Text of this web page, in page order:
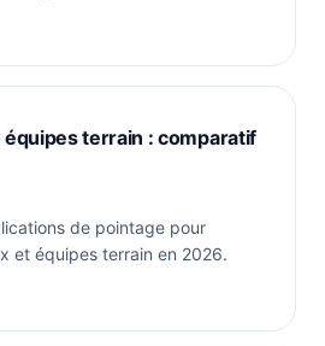
équipes terrain : comparatif
de pointage pour
et équipes terrain en 2026.